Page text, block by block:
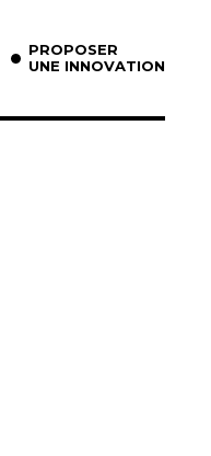
PROPOSER
UNE INNOVATION